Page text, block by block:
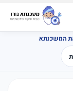
המשכנתא